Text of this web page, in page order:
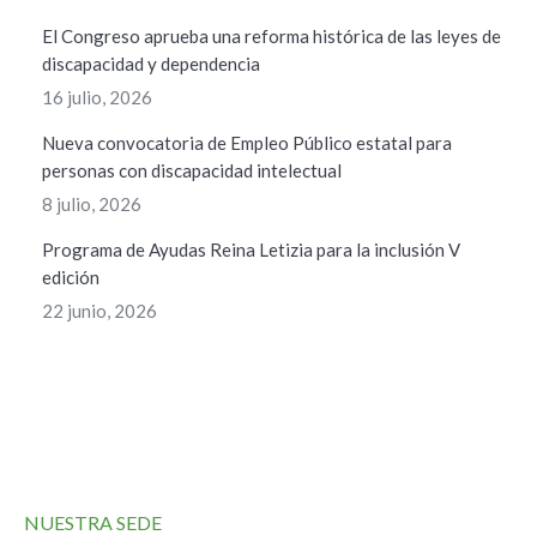
El Congreso aprueba una reforma histórica de las leyes de
discapacidad y dependencia
16 julio, 2026
Nueva convocatoria de Empleo Público estatal para
personas con discapacidad intelectual
8 julio, 2026
Programa de Ayudas Reina Letizia para la inclusión V
edición
22 junio, 2026
NUESTRA SEDE